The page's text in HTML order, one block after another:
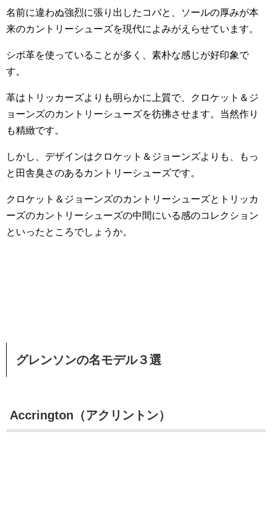
名前に違わぬ強烈に張り出したコバと、ソールの厚みが本
来のカントリーシューズを現代によみがえらせています。
シボ革を使っていることが多く、素朴な感じが好印象で
す。
革はトリッカーズよりも明らかに上質で、クロケット＆ジ
ョーンズのカントリーシューズを彷彿させます。当然作り
も精緻です。
しかし、デザインはクロケット＆ジョーンズよりも、もっ
と田舎臭さのあるカントリーシューズです。
クロケット＆ジョーンズのカントリーシューズとトリッカ
ーズのカントリーシューズの中間にいる感のコレクション
といったところでしょうか。
グレンソンの名モデル３選
Accrington（アクリントン）